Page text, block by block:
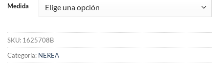
Medida
SKU: 1625708B
Categoría: NEREA